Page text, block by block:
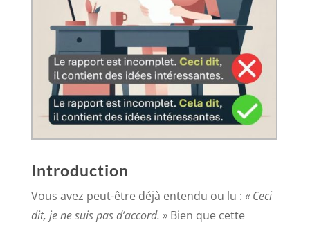
Introduction
Vous avez peut-être déjà entendu ou lu : « Ceci
dit, je ne suis pas d’accord. »Bien que cette